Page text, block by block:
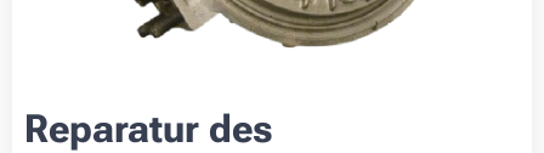
Reparatur des